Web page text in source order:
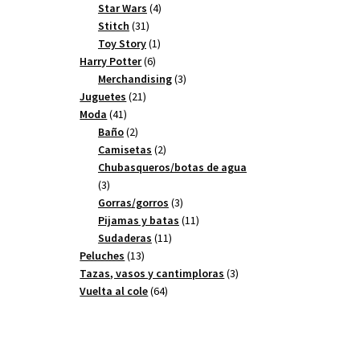
Star Wars 44
Stitch 3131
productos
Toy Story 11
Harry Potter 66
productos
Merchandising 33
Juguetes 2121
Moda 4141
productos
Baño 22
productos
Camisetas 22
productos
Chubasqueros/botas de agua
33
productos
Gorras/gorros 33
productos
Pijamas y batas 1111
Sudaderas 1111
Peluches 1313
productos
Tazas, vasos y cantimploras 33
Vuelta al cole 6464